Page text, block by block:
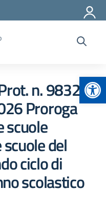
n. 9832
Proroga
scuole
del
ciclo di
scolastico